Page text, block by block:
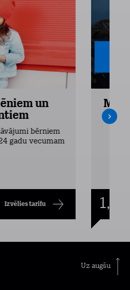
un
bērniem
gadu vecumam
Izvēlies tarifu 1,00
Uz augšu